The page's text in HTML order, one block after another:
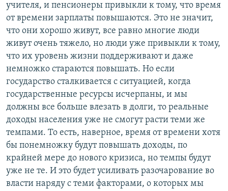
учителя, и пенсионеры привыкли к тому, что время
от времени зарплаты повышаются. Это не значит,
что они хорошо живут, все равно многие люди
живут очень тяжело, но люди уже привыкли к тому,
что их уровень жизни поддерживают и даже
немножко стараются повышать. Но если
государство сталкивается с ситуацией, когда
государственные ресурсы исчерпаны, и мы
должны все больше влезать в долги, то реальные
доходы населения уже не смогут расти теми же
темпами. То есть, наверное, время от времени хотя
бы понемножку будут повышать доходы, по
крайней мере до нового кризиса, но темпы будут
уже не те. И это будет усиливать разочарование во
власти наряду с теми факторами, о которых мы